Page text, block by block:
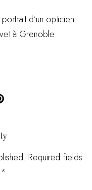
d’un opticien
à Grenoble
Required fields